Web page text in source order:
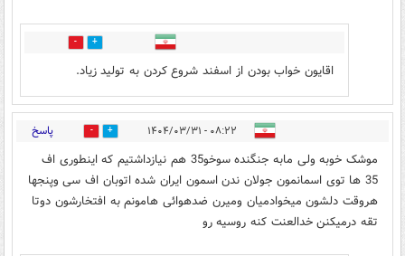
3
اقایون خواب بودن از اسفند شروع کردن به تولید زیاد.
۰۸:۲۲ - ۱۴۰۴/۰۳/۳۱ 15 پاسخ
موشک خوبه ولی مابه جنگنده سوخو35 هم نیازداشتیم که اینطوری اف
35 ها توی اسمانمون جولان ندن اسمون ایران شده اتوبان اف سی وپنجها
هروقت دلشون میخوادمیان ومیرن ضدهوائی هامونم به افتخارشون دوتا
تقه درمیکنن خدالعنت کنه روسیه رو